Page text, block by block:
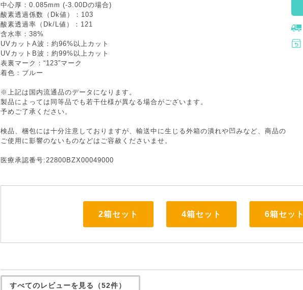
中心厚：0.085mm (-3.00Dの場合)
酸素透過係数（Dk値）：103
酸素透過率（Dk/L値）：121
含水率：38%
UVカットA波：約96%以上カット
UVカットB波：約99%以上カット
表裏マーク：“123”マーク
着色：ブルー
※上記は国内流通品のデータになります。
製品によっては同等品でも若干仕様が異なる場合がございます。
予めご了承ください。
検品、梱包には十分注意しておりますが、輸送中に生じる外箱の潰れや凹みなど、商品の
ご使用に影響のないものなどはご容赦くださいませ。
医療承認番号:22800BZX00049000
2箱セット 4箱セット 6箱セット
すべてのレビューを見る（52件）